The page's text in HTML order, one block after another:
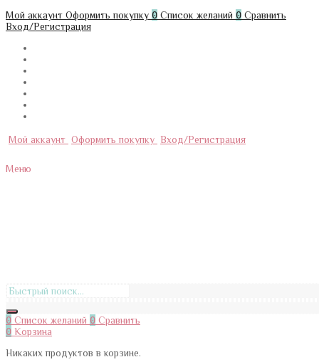
Мой аккаунт Оформить покупку 0 Список желаний 0 Сравнить
Вход/Регистрация
Мой аккаунт Оформить покупку Вход/Регистрация
Меню
0 Список желаний 0 Сравнить
0 Корзина
Никаких продуктов в корзине.